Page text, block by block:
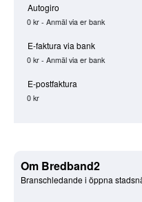
Autogiro
0 kr - Anmäl via er bank
E-faktura via bank
0 kr - Anmäl via er bank
E-postfaktura
0 kr
Om Bredband2
Branschledande i öppna